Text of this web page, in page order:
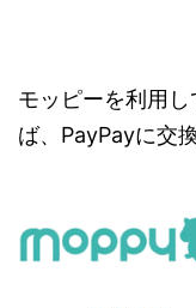
モッピーを利用
ば、PayPayに交